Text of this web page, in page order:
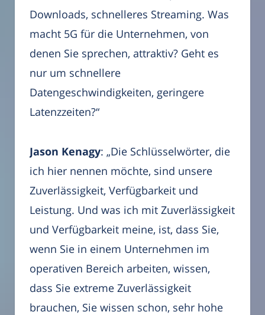
Downloads, schnelleres Streaming. Was
macht 5G für die Unternehmen, von
denen Sie sprechen, attraktiv? Geht es
nur um schnellere
Datengeschwindigkeiten, geringere
Latenzzeiten?“
Jason Kenagy: „Die Schlüsselwörter, die
ich hier nennen möchte, sind unsere
Zuverlässigkeit, Verfügbarkeit und
Leistung. Und was ich mit Zuverlässigkeit
und Verfügbarkeit meine, ist, dass Sie,
wenn Sie in einem Unternehmen im
operativen Bereich arbeiten, wissen,
dass Sie extreme Zuverlässigkeit
brauchen, Sie wissen schon, sehr hohe